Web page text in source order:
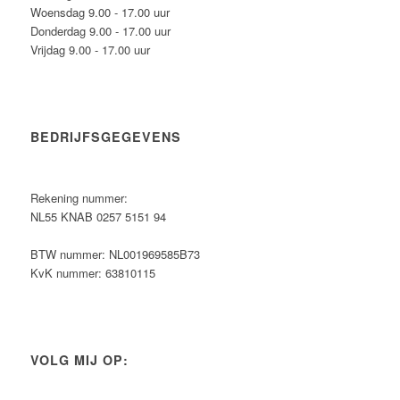
Woensdag 9.00 - 17.00 uur
Donderdag 9.00 - 17.00 uur
Vrijdag 9.00 - 17.00 uur
BEDRIJFSGEGEVENS
Rekening nummer:
NL55 KNAB 0257 5151 94
BTW nummer: NL001969585B73
KvK nummer: 63810115
VOLG MIJ OP: